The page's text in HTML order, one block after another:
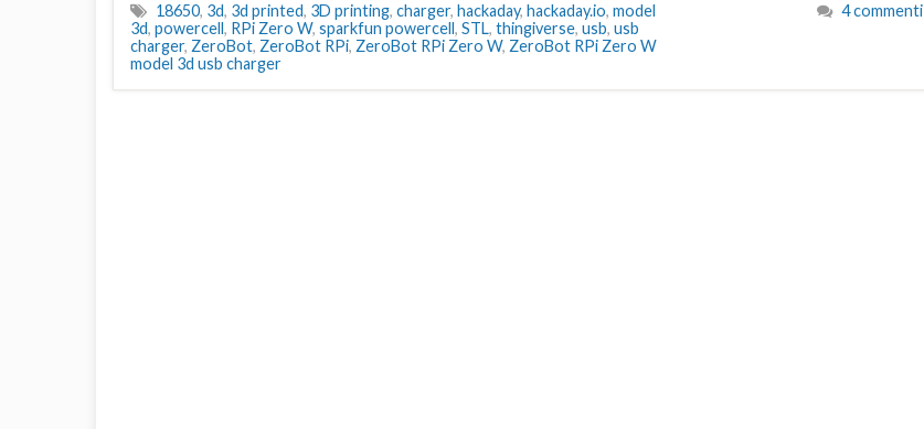
18650, 3d, 3d printed, 3D printing, charger, hackaday, hackaday.io, model
3d, powercell, RPi Zero W, sparkfun powercell, STL, thingiverse, usb, usb
charger, ZeroBot, ZeroBot RPi, ZeroBot RPi Zero W, ZeroBot RPi Zero W
model 3d usb charger
4 commenti